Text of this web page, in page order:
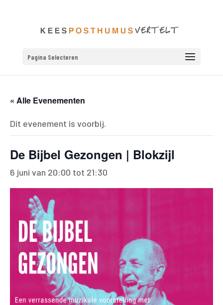
Pagina Selecteren
« Alle Evenementen
Dit evenement is voorbij.
De Bijbel Gezongen | Blokzijl
6 juni van 20:00 tot 21:30